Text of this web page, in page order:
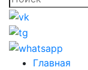
Главная